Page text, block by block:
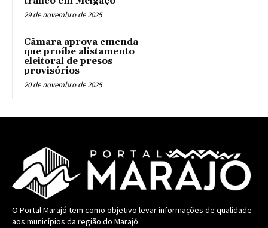
29 de novembro de 2025
Câmara aprova emenda
que proíbe alistamento
eleitoral de presos
provisórios
20 de novembro de 2025
O Portal Marajó tem como objetivo levar informações de qualidade
aos municípios da região do Marajó.